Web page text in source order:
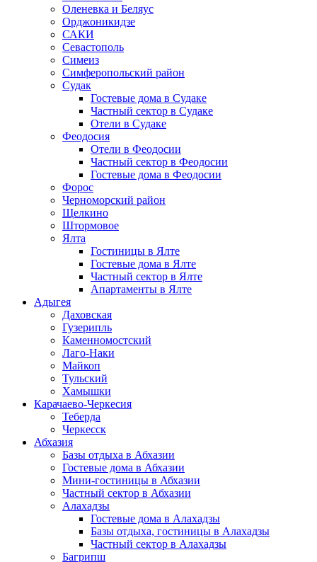
Оленевка и Беляус
Орджоникидзе
САКИ
Севастополь
Симеиз
Симферопольский район
Судак
Гостевые дома в Судаке
Частный сектор в Судаке
Отели в Судаке
Феодосия
Отели в Феодосии
Частный сектор в Феодосии
Гостевые дома в Феодосии
Форос
Черноморский район
Щелкино
Штормовое
Ялта
Гостиницы в Ялте
Гостевые дома в Ялте
Частный сектор в Ялте
Апартаменты в Ялте
Адыгея
Даховская
Гузерипль
Каменномостский
Лаго-Наки
Майкоп
Тульский
Хамышки
Карачаево-Черкесия
Теберда
Черкесск
Абхазия
Базы отдыха в Абхазии
Гостевые дома в Абхазии
Мини-гостиницы в Абхазии
Частный сектор в Абхазии
Алахадзы
Гостевые дома в Алахадзы
Базы отдыха, гостиницы в Алахадзы
Частный сектор в Алахадзы
Багрипш